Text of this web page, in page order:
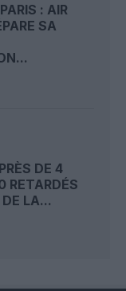
: AIR
SA
DE 4
RETARDÉS
LA...